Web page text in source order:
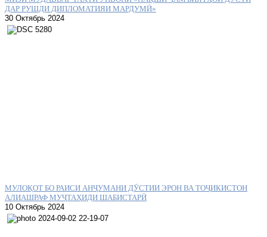
ДАР РУШДИ ДИПЛОМАТИЯИ МАРДУМӢ»
30 Октябрь 2024
МУЛОҚОТ БО РАИСИ АНҶУМАНИ ДӮСТИИ ЭРОН ВА ТОҶИКИСТОН
АЛИАШРАФ МУҶТАҲИДИ ШАБИСТАРӢ
10 Октябрь 2024